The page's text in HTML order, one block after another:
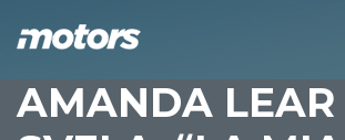
AMANDA LEAR